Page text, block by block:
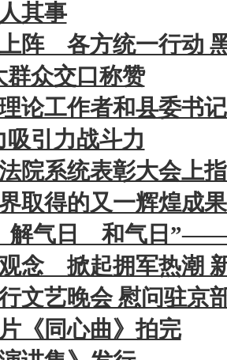
其事
阵 各方统一行动
众交口称赞
论工作者和县委书
吸引力战斗力
院系统表彰大会上
取得的又一辉煌成
气日 和气日”——
念 掀起拥军热潮
文艺晚会 慰问驻京
《同心曲》拍完